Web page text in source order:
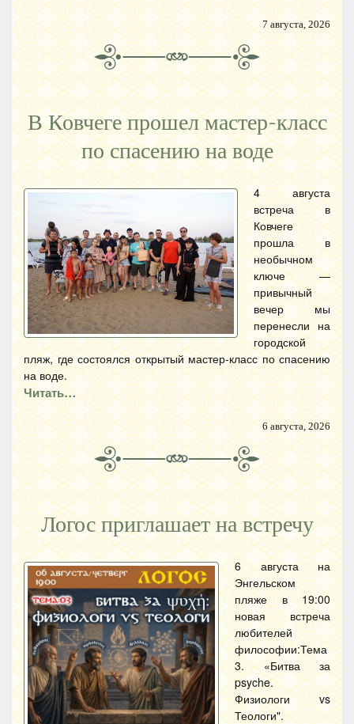
7 августа, 2026
В Ковчеге прошел мастер-класс
по спасению на воде
4 августа
встреча в
Ковчеге
прошла в
необычном
ключе —
привычный
вечер мы
перенесли на
городской
пляж, где состоялся открытый мастер-класс по спасению
на воде.
Читать…
6 августа, 2026
Логос приглашает на встречу
6 августа на
Энгельском
пляже в 19:00
новая встреча
любителей
философии:Тема
3. «Битва за
psyche.
Физиологи vs
Теологи".